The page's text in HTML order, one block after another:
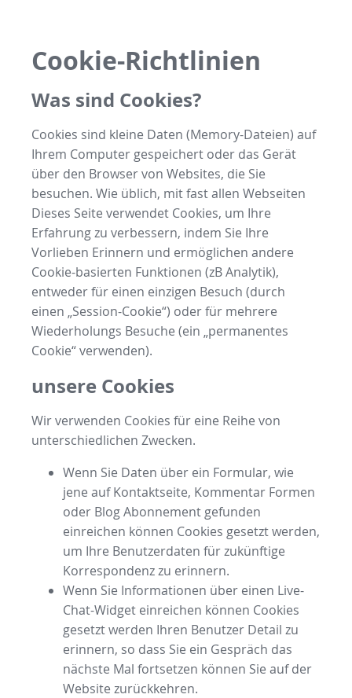
Cookie-Richtlinien
Was sind Cookies?
Cookies sind kleine Daten (Memory-Dateien) auf
Ihrem Computer gespeichert oder das Gerät
über den Browser von Websites, die Sie
besuchen. Wie üblich, mit fast allen Webseiten
Dieses Seite verwendet Cookies, um Ihre
Erfahrung zu verbessern, indem Sie Ihre
Vorlieben Erinnern und ermöglichen andere
Cookie-basierten Funktionen (zB Analytik),
entweder für einen einzigen Besuch (durch
einen „Session-Cookie“) oder für mehrere
Wiederholungs Besuche (ein „permanentes
Cookie“ verwenden).
unsere Cookies
Wir verwenden Cookies für eine Reihe von
unterschiedlichen Zwecken.
Wenn Sie Daten über ein Formular, wie
jene auf Kontaktseite, Kommentar Formen
oder Blog Abonnement gefunden
einreichen können Cookies gesetzt werden,
um Ihre Benutzerdaten für zukünftige
Korrespondenz zu erinnern.
Wenn Sie Informationen über einen Live-
Chat-Widget einreichen können Cookies
gesetzt werden Ihren Benutzer Detail zu
erinnern, so dass Sie ein Gespräch das
nächste Mal fortsetzen können Sie auf der
Website zurückkehren.